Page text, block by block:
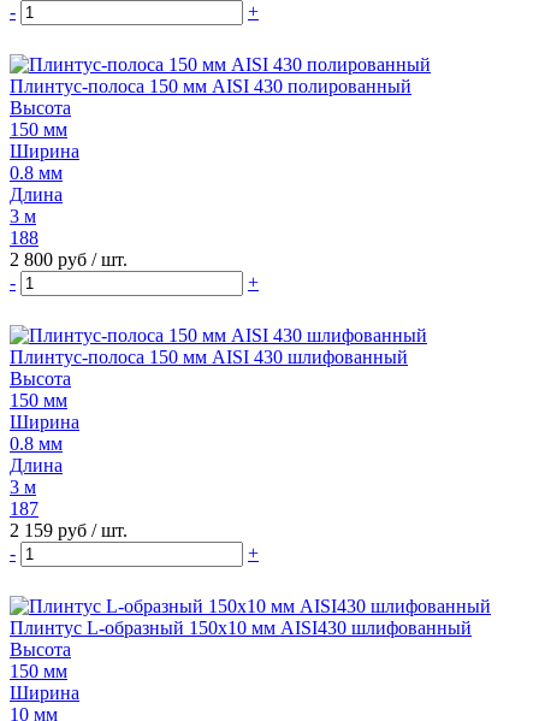
-
+
Плинтус-полоса 150 мм AISI 430 полированный
Высота
150 мм
Ширина
0.8 мм
Длина
3 м
188
2 800 руб / шт.
-
+
Плинтус-полоса 150 мм AISI 430 шлифованный
Высота
150 мм
Ширина
0.8 мм
Длина
3 м
187
2 159 руб / шт.
-
+
Плинтус L-образный 150х10 мм AISI430 шлифованный
Высота
150 мм
Ширина
10 мм